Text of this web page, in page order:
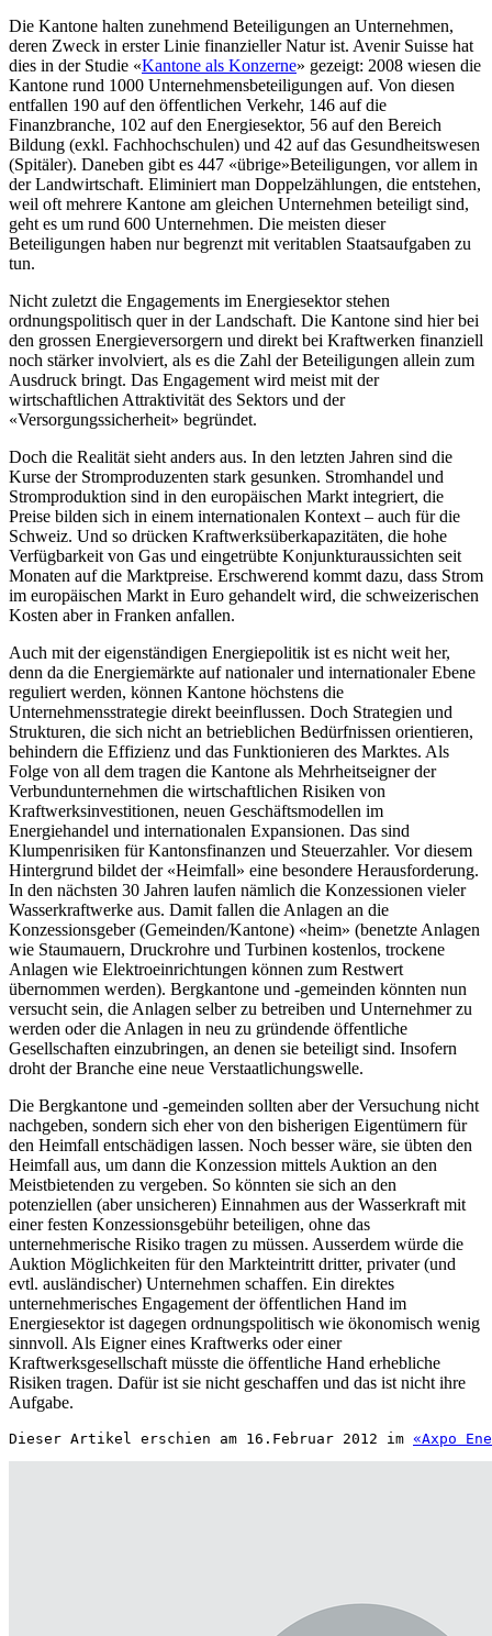
Die Kantone halten zunehmend Beteiligungen an Unternehmen,
deren Zweck in erster Linie finanzieller Natur ist. Avenir Suisse hat
dies in der Studie «Kantone als Konzerne» gezeigt: 2008 wiesen die
Kantone rund 1000 Unternehmensbeteiligungen auf. Von diesen
entfallen 190 auf den öffentlichen Verkehr, 146 auf die
Finanzbranche, 102 auf den Energiesektor, 56 auf den Bereich
Bildung (exkl. Fachhochschulen) und 42 auf das Gesundheitswesen
(Spitäler). Daneben gibt es 447 «übrige»Beteiligungen, vor allem in
der Landwirtschaft. Eliminiert man Doppelzählungen, die entstehen,
weil oft mehrere Kantone am gleichen Unternehmen beteiligt sind,
geht es um rund 600 Unternehmen. Die meisten dieser
Beteiligungen haben nur begrenzt mit veritablen Staatsaufgaben zu
tun.
Nicht zuletzt die Engagements im Energiesektor stehen
ordnungspolitisch quer in der Landschaft. Die Kantone sind hier bei
den grossen Energieversorgern und direkt bei Kraftwerken finanziell
noch stärker involviert, als es die Zahl der Beteiligungen allein zum
Ausdruck bringt. Das Engagement wird meist mit der
wirtschaftlichen Attraktivität des Sektors und der
«Versorgungssicherheit» begründet.
Doch die Realität sieht anders aus. In den letzten Jahren sind die
Kurse der Stromproduzenten stark gesunken. Stromhandel und
Stromproduktion sind in den europäischen Markt integriert, die
Preise bilden sich in einem internationalen Kontext – auch für die
Schweiz. Und so drücken Kraftwerksüberkapazitäten, die hohe
Verfügbarkeit von Gas und eingetrübte Konjunkturaussichten seit
Monaten auf die Marktpreise. Erschwerend kommt dazu, dass Strom
im europäischen Markt in Euro gehandelt wird, die schweizerischen
Kosten aber in Franken anfallen.
Auch mit der eigenständigen Energiepolitik ist es nicht weit her,
denn da die Energiemärkte auf nationaler und internationaler Ebene
reguliert werden, können Kantone höchstens die
Unternehmensstrategie direkt beeinflussen. Doch Strategien und
Strukturen, die sich nicht an betrieblichen Bedürfnissen orientieren,
behindern die Effizienz und das Funktionieren des Marktes. Als
Folge von all dem tragen die Kantone als Mehrheitseigner der
Verbundunternehmen die wirtschaftlichen Risiken von
Kraftwerksinvestitionen, neuen Geschäftsmodellen im
Energiehandel und internationalen Expansionen. Das sind
Klumpenrisiken für Kantonsfinanzen und Steuerzahler. Vor diesem
Hintergrund bildet der «Heimfall» eine besondere Herausforderung.
In den nächsten 30 Jahren laufen nämlich die Konzessionen vieler
Wasserkraftwerke aus. Damit fallen die Anlagen an die
Konzessionsgeber (Gemeinden/Kantone) «heim» (benetzte Anlagen
wie Staumauern, Druckrohre und Turbinen kostenlos, trockene
Anlagen wie Elektroeinrichtungen können zum Restwert
übernommen werden). Bergkantone und -gemeinden könnten nun
versucht sein, die Anlagen selber zu betreiben und Unternehmer zu
werden oder die Anlagen in neu zu gründende öffentliche
Gesellschaften einzubringen, an denen sie beteiligt sind. Insofern
droht der Branche eine neue Verstaatlichungswelle.
Die Bergkantone und -gemeinden sollten aber der Versuchung nicht
nachgeben, sondern sich eher von den bisherigen Eigentümern für
den Heimfall entschädigen lassen. Noch besser wäre, sie übten den
Heimfall aus, um dann die Konzession mittels Auktion an den
Meistbietenden zu vergeben. So könnten sie sich an den
potenziellen (aber unsicheren) Einnahmen aus der Wasserkraft mit
einer festen Konzessionsgebühr beteiligen, ohne das
unternehmerische Risiko tragen zu müssen. Ausserdem würde die
Auktion Möglichkeiten für den Markteintritt dritter, privater (und
evtl. ausländischer) Unternehmen schaffen. Ein direktes
unternehmerisches Engagement der öffentlichen Hand im
Energiesektor ist dagegen ordnungspolitisch wie ökonomisch wenig
sinnvoll. Als Eigner eines Kraftwerks oder einer
Kraftwerksgesellschaft müsste die öffentliche Hand erhebliche
Risiken tragen. Dafür ist sie nicht geschaffen und das ist nicht ihre
Aufgabe.
Dieser Artikel erschien am 16.Februar 2012 im «Axpo